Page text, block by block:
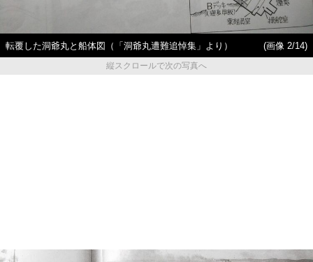
転覆した洞爺丸と船体図（「洞爺丸遭難追悼集」より）
(画像 2/14)
縦スクロールで次の写真へ